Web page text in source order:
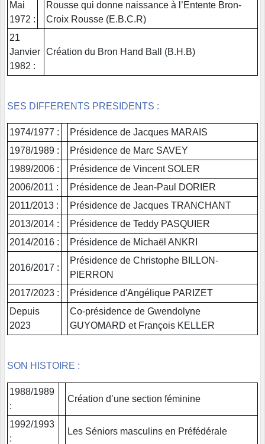
Mai
1972 :
Rousse qui donne naissance à l’Entente Bron-
Croix Rousse (E.B.C.R)
21
Janvier
1982 :
Création du Bron Hand Ball (B.H.B)
SES DIFFERENTS PRESIDENTS :
1974/1977 :
Présidence de Jacques MARAIS
1978/1989 :
Présidence de Marc SAVEY
1989/2006 :
Présidence de Vincent SOLER
2006/2011 :
Présidence de Jean-Paul DORIER
2011/2013 :
Présidence de Jacques TRANCHANT
2013/2014 :
Présidence de Teddy PASQUIER
2014/2016 :
Présidence de Michaël ANKRI
2016/2017 :
Présidence de Christophe BILLON-
PIERRON
2017/2023 :
Présidence d'Angélique PARIZET
Depuis
2023
Co-présidence de Gwendolyne
GUYOMARD et François KELLER
SON HISTOIRE :
1988/1989
:
Création d’une section féminine
1992/1993
:
Les Séniors masculins en Préfédérale